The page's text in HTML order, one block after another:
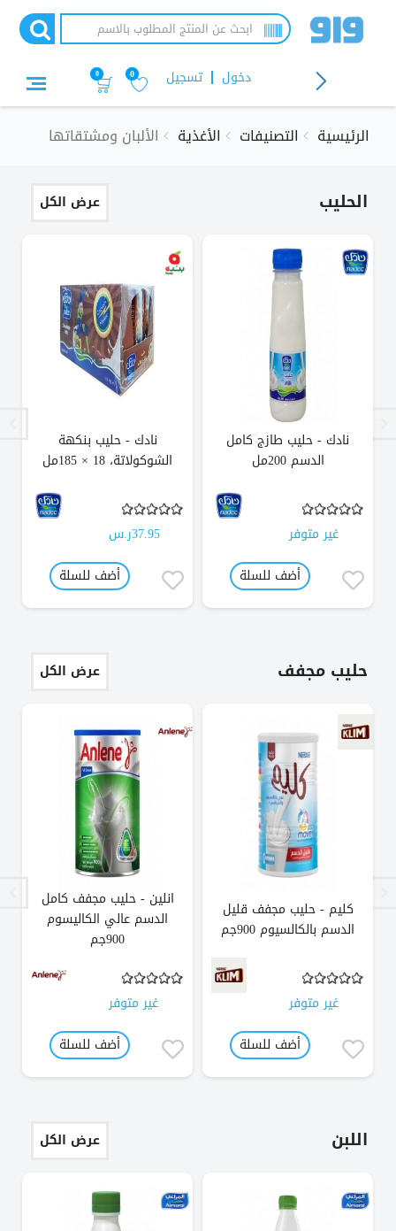
تسجيل دخول 0
0
الرئيسية التصنيفات الأغذية الألبان ومشتقاتها
الحليب
نادك - حليب طازج كامل
الدسم 200مل
غير متوفر
أضف للسلة
نادك - حليب بنكهة
الشوكولاتة، 18 × 185مل
37.95ر.س
أضف للسلة
عرض الكل
حليب مجفف
كليم - حليب مجفف قليل
الدسم بالكالسيوم 900جم
غير متوفر
أضف للسلة
انلين - حليب مجفف كامل
الدسم عالي الكاليسوم
900جم
غير متوفر
أضف للسلة
عرض الكل
اللبن عرض الكل